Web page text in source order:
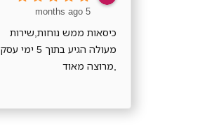
5 months ago
כיסאות ממש נוחות,שירות
מעולה הגיע בתוך 5
,מרוצה מאוד